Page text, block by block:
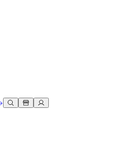
plataforma
tempo real
Unity